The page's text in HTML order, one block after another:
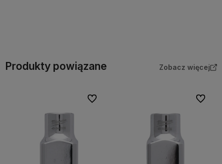
Produkty powiązane Zobacz więcej
Do ulubionych Do